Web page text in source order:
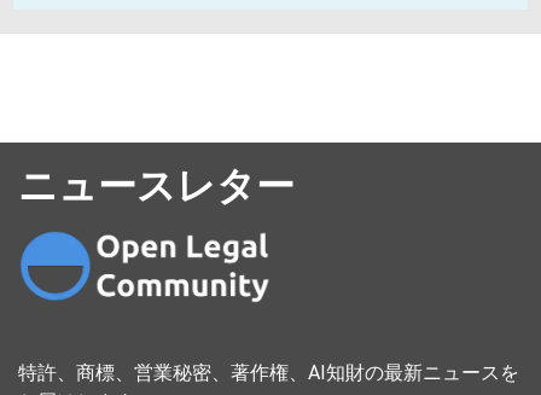
ニュースレター
特許、商標、営業秘密、著作権、AI知財の最新ニュースを